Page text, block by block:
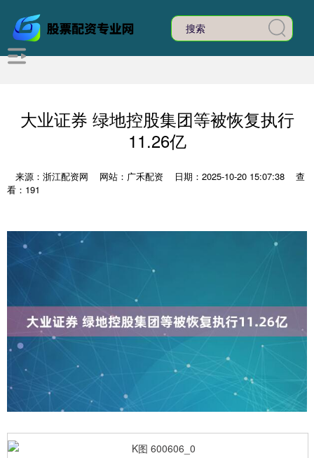
大业证券 绿地控股集团等被恢复执行
11.26亿
来源：浙江配资网 网站：广禾配资 日期：2025-10-20 15:07:38
查
看：191